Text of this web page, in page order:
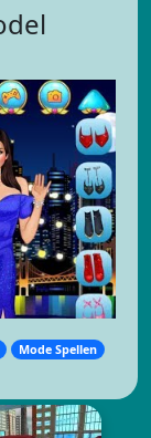
Mode Spellen